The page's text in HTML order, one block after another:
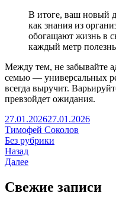
В итоге, ваш новый
как знания из
обогащают жизнь в
каждый метр
Между тем, не забывайте
семью — универсальных
всегда выручит.
превзойдет ожидания.
27.01.202627.01.2026
Тимофей Соколов
Без рубрики
Назад
Далее
Свежие записи